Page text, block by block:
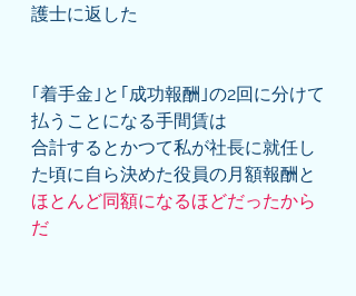
護士に返した
｢着手金｣と｢成功報酬｣の2回に分けて
払うことになる手間賃は
合計するとかつて私が社長に就任し
た頃に自ら決めた役員の月額報酬と
ほとんど同額になるほどだったから
だ